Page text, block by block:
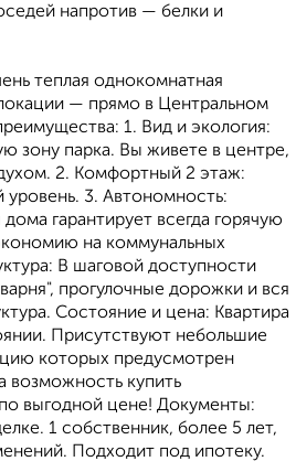
напротив — белки и
теплая однокомнатная
— прямо в Центральном
1. Вид и экология:
зону парка. Вы живете в центре,
2. Комфортный 2 этаж:
3. Автономность:
гарантирует всегда горячую
на коммунальных
В шаговой доступности
прогулочные дорожки и вся
Состояние и цена: Квартира
Присутствуют небольшие
которых предусмотрен
возможность купить
выгодной цене! Документы:
1 собственник, более 5 лет,
Подходит под ипотеку.